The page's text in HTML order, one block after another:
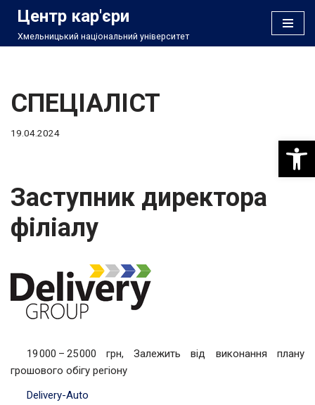
Перейти
Центр кар'єри
Хмельницький національний університет
СПЕЦІАЛІСТ
19.04.2024
Заступник директора
філіалу
19 000 – 25 000 грн, Залежить від виконання плану
грошового обігу регіону
Delivery-Auto